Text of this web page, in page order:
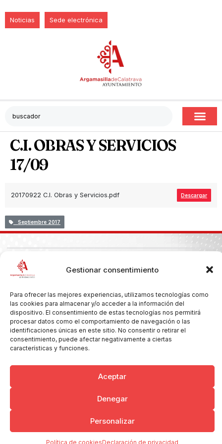
Gestionar consentimiento
Para ofrecer las mejores experiencias, utilizamos tecnologías como
las cookies para almacenar y/o acceder a la información del
dispositivo. El consentimiento de estas tecnologías nos permitirá
procesar datos como el comportamiento de navegación o las
identificaciones únicas en este sitio. No consentir o retirar el
consentimiento, puede afectar negativamente a ciertas
características y funciones.
Aceptar
Denegar
Personalizar
Política de cookiesDeclaración de privacidad
Noticias Sede electrónica
C.I. OBRAS Y SERVICIOS
17/09
20170922 C.I. Obras y Servicios.pdf Descargar
Septiembre 2017
Copyright © 2026 Ayuntamiento de Argamasilla de Calatrava
Politica de Privacidad y Aviso Legal
Registro de la actividad